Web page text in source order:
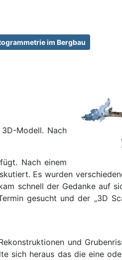
im Bergbau
Modell. Nach
Nach einem
Es wurden
schnell der Gedanke auf
gesucht und der „3D
und
sich heraus das die eine